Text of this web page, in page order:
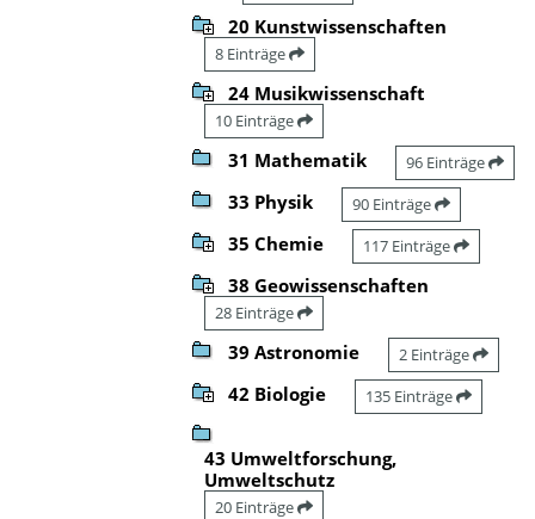
20 Kunstwissenschaften
8 Einträge
24 Musikwissenschaft
10 Einträge
31 Mathematik 96 Einträge
33 Physik 90 Einträge
35 Chemie 117 Einträge
38 Geowissenschaften
28 Einträge
39 Astronomie 2 Einträge
42 Biologie 135 Einträge
43 Umweltforschung,
Umweltschutz
20 Einträge